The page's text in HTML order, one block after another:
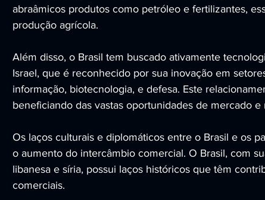
abraâmicos produtos como petróleo e fertilizantes,
produção agrícola.
Além disso, o Brasil tem buscado ativamente
Israel, que é reconhecido por sua inovação em
informação, biotecnologia, e defesa. Este
beneficiando das vastas oportunidades de mercado e
Os laços culturais e diplomáticos entre o Brasil e os
o aumento do intercâmbio comercial. O Brasil, com
libanesa e síria, possui laços históricos que têm
comerciais.